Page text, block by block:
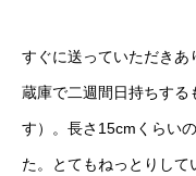
すぐに送っていただき
蔵庫で二週間日持ちす
す）。長さ15cmくらい
た。とてもねっとりし